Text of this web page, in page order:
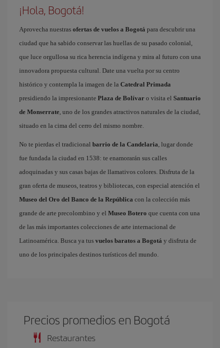
¡Hola, Bogotá!
Aprovecha nuestras ofertas de vuelos a Bogotá para descubrir una
ciudad que ha sabido conservar las huellas de su pasado colonial,
que luce orgullosa su rica herencia indígena y mira al futuro con una
innovadora propuesta cultural. Date una vuelta por su centro
histórico y contempla la imagen de la Catedral Primada
presidiendo la impresionante Plaza de Bolívar o visita el Santuario
de Monserrate, uno de los grandes atractivos naturales de la ciudad,
situado en la cima del cerro del mismo nombre.
No te pierdas el tradicional barrio de la Candelaria, lugar donde
fue fundada la ciudad en 1538: te enamorarán sus calles
adoquinadas y sus casas bajas de llamativos colores. Disfruta de la
gran oferta de museos, teatros y bibliotecas, con especial atención el
Museo del Oro del Banco de la República con la colección más
grande de arte precolombino y el Museo Botero que cuenta con una
de las más importantes colecciones de arte internacional de
Latinoamérica. Busca ya tus vuelos baratos a Bogotá y disfruta de
uno de los principales destinos turísticos del mundo.
Precios promedios en Bogotá
Restaurantes